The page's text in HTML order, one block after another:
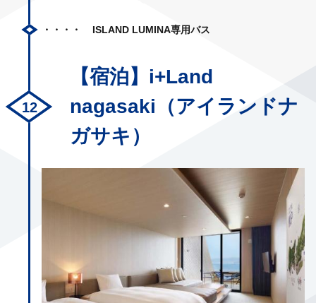
ISLAND LUMINA専用バス
【宿泊】i+Land
nagasaki（アイランドナ
ガサキ）